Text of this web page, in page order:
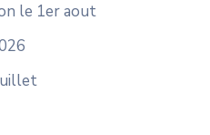
le 1er aout